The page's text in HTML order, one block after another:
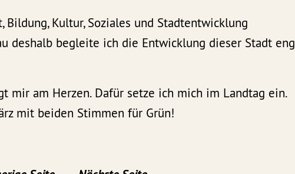
Kultur, Soziales und Stadtentwicklung
deshalb begleite ich die Entwicklung dieser Stadt eng
mir am Herzen. Dafür setze ich mich im Landtag ein.
mit beiden Stimmen für Grün!